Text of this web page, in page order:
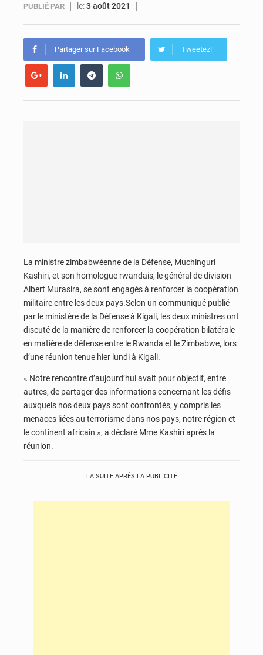
PUBLIÉ PAR le:3 août 2021
Partager sur Facebook Tweetez!
La ministre zimbabwéenne de la Défense, Muchinguri
Kashiri, et son homologue rwandais, le général de division
Albert Murasira, se sont engagés à renforcer la coopération
militaire entre les deux pays.Selon un communiqué publié
par le ministère de la Défense à Kigali, les deux ministres ont
discuté de la manière de renforcer la coopération bilatérale
en matière de défense entre le Rwanda et le Zimbabwe, lors
d’une réunion tenue hier lundi à Kigali.
« Notre rencontre d’aujourd’hui avait pour objectif, entre
autres, de partager des informations concernant les défis
auxquels nos deux pays sont confrontés, y compris les
menaces liées au terrorisme dans nos pays, notre région et
le continent africain », a déclaré Mme Kashiri après la
réunion.
LA SUITE APRÈS LA PUBLICITÉ